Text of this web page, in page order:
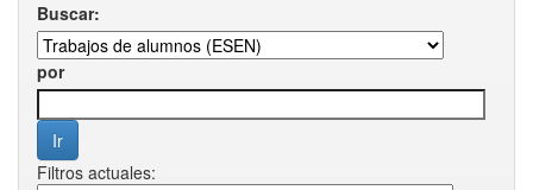
Buscar:
por
Filtros actuales: